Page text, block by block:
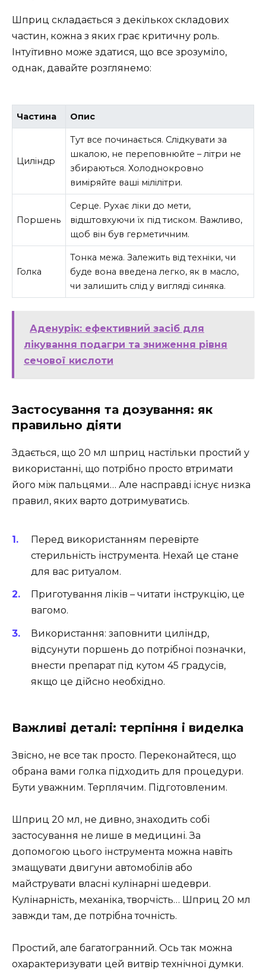
Шприц складається з декількох складових
частин, кожна з яких грає критичну роль.
Інтуїтивно може здатися, що все зрозуміло,
однак, давайте розглянемо:
Частина Опис
Циліндр
Тут все починається. Слідкувати за
шкалою, не переповнюйте – літри не
збираються. Холоднокровно
виміряйте ваші мілілітри.
Поршень
Серце. Рухає ліки до мети,
відштовхуючи їх під тиском. Важливо,
щоб він був герметичним.
Голка
Тонка межа. Залежить від техніки, чи
буде вона введена легко, як в масло,
чи залишить слід у вигляді синяка.
Аденурік: ефективний засіб для
лікування подагри та зниження рівня
сечової кислоти
Застосування та дозування: як
правильно діяти
Здається, що 20 мл шприц настільки простий у
використанні, що потрібно просто втримати
його між пальцями… Але насправді існує низка
правил, яких варто дотримуватись.
Перед використанням перевірте
стерильність інструмента. Нехай це стане
для вас ритуалом.
Приготування ліків – читати інструкцію, це
вагомо.
Використання: заповнити циліндр,
відсунути поршень до потрібної позначки,
внести препарат під кутом 45 градусів,
якщо це дійсно необхідно.
Важливі деталі: терпіння і виделка
Звісно, не все так просто. Переконайтеся, що
обрана вами голка підходить для процедури.
Бути уважним. Терплячим. Підготовленим.
Шприц 20 мл, не дивно, знаходить собі
застосування не лише в медицині. За
допомогою цього інструмента можна навіть
змащувати двигуни автомобілів або
майструвати власні кулінарні шедеври.
Кулінарність, механіка, творчість… Шприц 20 мл
завжди там, де потрібна точність.
Простий, але багатогранний. Ось так можна
охарактеризувати цей витвір технічної думки.